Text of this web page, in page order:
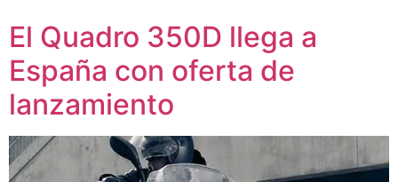
El Quadro 350D llega a
España con oferta de
lanzamiento